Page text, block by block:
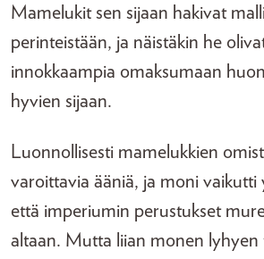
Mamelukit sen sijaan hakivat
perinteistään, ja näistäkin he
innokkaampia omaksumaan
hyvien sijaan.
Luonnollisesti mamelukkien
varoittavia ääniä, ja moni vaikutti
että imperiumin perustukset
altaan. Mutta liian monen